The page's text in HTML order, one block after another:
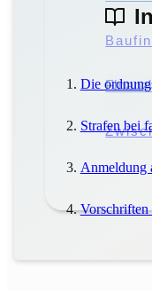
Miete|
Miete
Die
Strafen bei
Anmeldung
Vorschriften